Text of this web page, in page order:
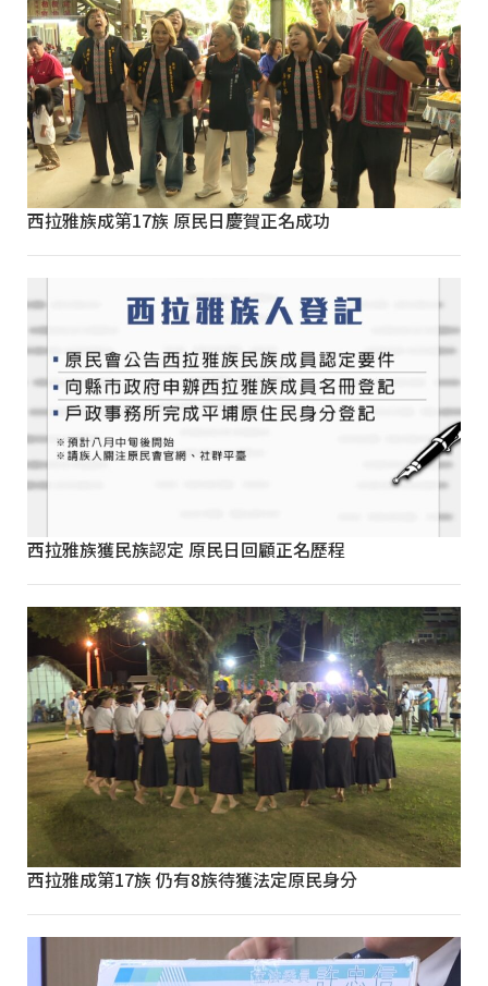
西拉雅族成第17族 原民日慶賀正名成功
西拉雅族獲民族認定 原民日回顧正名歷程
西拉雅成第17族 仍有8族待獲法定原民身分